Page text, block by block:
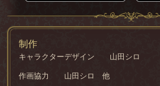
制作
キャラクターデザイン
山田シロ
作画協力
山田シロ 他